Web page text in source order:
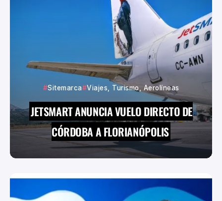
Sitemarca Viajes, Turismo, Aerolíneas
JETSMART ANUNCIA VUELO DIRECTO DE
CÓRDOBA A FLORIANÓPOLIS